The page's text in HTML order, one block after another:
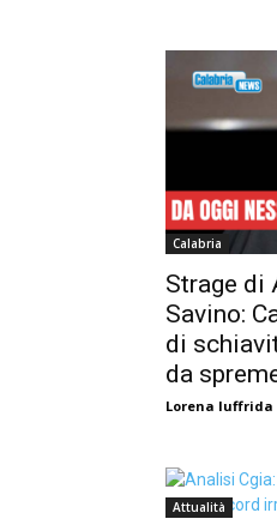
Calabria
Strage di
Savino:
di
da
Lorena Iuffrida
Attualità